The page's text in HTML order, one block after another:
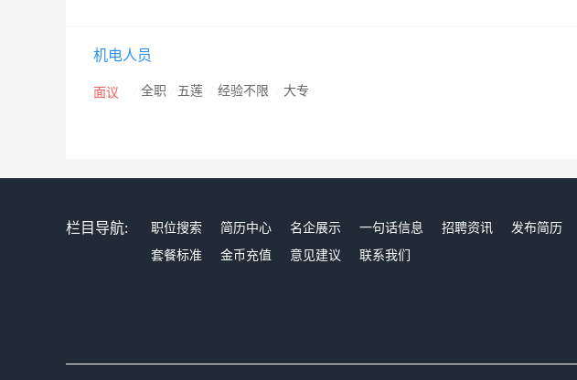
机电人员
面议 全职 五莲 经验不限 大专
栏目导航: 职位搜索 简历中心 名企展示 一句话信息 招聘资讯 发布简历
套餐标准
金币充值 意见建议 联系我们